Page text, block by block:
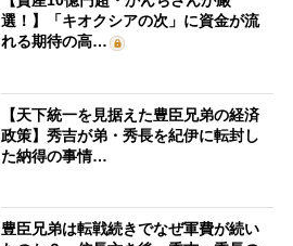
選！】「キオクシアの次」に資金が流
れる期待の高…
【天下統一を見据えた豊臣兄弟の経済
政策】秀吉が弟・秀長を紀伊に転封し
た納得の事情…
豊臣兄弟は転戦続きでなぜ軍費が続い